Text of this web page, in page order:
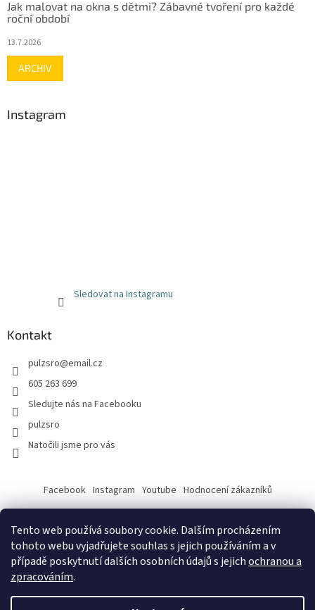
Tento web používá soubory cookie. Dalším procházením
tohoto webu vyjadřujete souhlas s jejich používáním a v
případě poskytnutí dalších osobních údajů s jejichochranou a
zpracováním.
Jak malovat na okna s dětmi? Zábavné tvoření pro každé
roční období
13.7.2026
ARCHIV
Instagram
Sledovat na Instagramu
Kontakt
pulzsro@email.cz
605 263 699
Sledujte nás na Facebooku
pulzsro
Natočili jsme pro vás
Facebook Instagram Youtube Hodnocení zákazníků